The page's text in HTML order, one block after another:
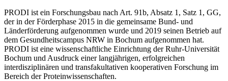
PRODI ist ein Forschungsbau nach Art. 91b, Absatz 1, Satz 1, GG,
der in der Förderphase 2015 in die gemeinsame Bund- und
Länderförderung aufgenommen wurde und 2019 seinen Betrieb auf
dem Gesundheitscampus NRW in Bochum aufgenommen hat.
PRODI ist eine wissenschaftliche Einrichtung der Ruhr-Universität
Bochum und Ausdruck einer langjährigen, erfolgreichen
interdisziplinären und transfakultativen kooperativen Forschung im
Bereich der Proteinwissenschaften.